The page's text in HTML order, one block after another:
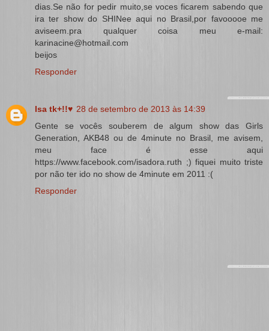
dias.Se não for pedir muito,se voces ficarem sabendo que
ira ter show do SHINee aqui no Brasil,por favooooe me
aviseem.pra qualquer coisa meu e-mail:
karinacine@hotmail.com
beijos
Responder
Isa tk+!!♥ 28 de setembro de 2013 às 14:39
Gente se vocês souberem de algum show das Girls
Generation, AKB48 ou de 4minute no Brasil, me avisem,
meu face é esse aqui
https://www.facebook.com/isadora.ruth ;) fiquei muito triste
por não ter ido no show de 4minute em 2011 :(
Responder